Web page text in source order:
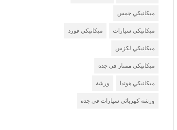
ميكانيكي جمس
ميكانيكي سيارات ميكانيكي فورد
ميكانيكي لكزس
ميكانيكي ممتاز في جدة
ميكانيكي هوندا ورشة
ورشة كهربائي سيارات في جدة